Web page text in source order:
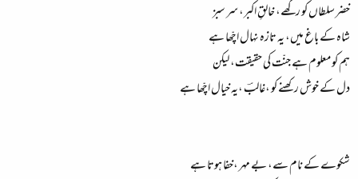
خضر سلطاں کو رکھے، خالقِ اکبر، سر سبز
شاہ کے باغ میں، یہ تازہ نہال اچّھا ہے
ہم کو معلوم ہے جنّت کی حقیقت، لیکن
دل کے خوش رکھنے کو ،غالبؔ ،یہ خیال اچّھا ہے
شکوے کے نام سے، بے مہر ،خفا ہوتا ہے